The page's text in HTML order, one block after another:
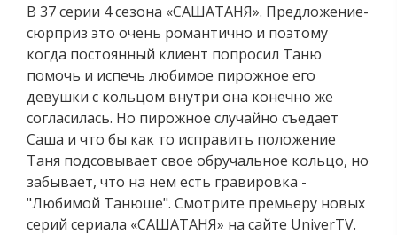
В 37 серии 4 сезона «САШАТАНЯ». Предложение-
сюрприз это очень романтично и поэтому
когда постоянный клиент попросил Таню
помочь и испечь любимое пирожное его
девушки с кольцом внутри она конечно же
согласилась. Но пирожное случайно съедает
Саша и что бы как то исправить положение
Таня подсовывает свое обручальное кольцо, но
забывает, что на нем есть гравировка -
"Любимой Танюше". Смотрите премьеру новых
серий сериала «САШАТАНЯ» на сайте UniverTV.